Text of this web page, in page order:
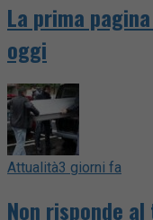
La prima
oggi
Attualità3 giorni fa
Non risponde